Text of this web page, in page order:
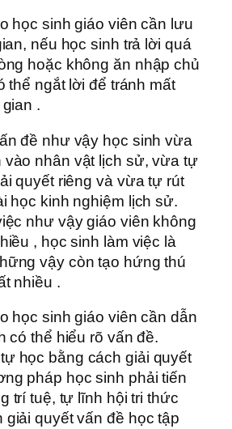
học sinh giáo viên cần lưu
nếu học sinh trả lời quá
hoặc không ăn nhập chủ
thể ngắt lời để tránh mất
.
đề như vậy học sinh vừa
nhân vật lịch sử, vừa tự
quyết riêng và vừa tự rút
học kinh nghiệm lịch sử.
như vậy giáo viên không
, học sinh làm việc là
vậy còn tạo hứng thú
nhiều .
học sinh giáo viên cần dẫn
có thể hiểu rõ vấn đề.
học bằng cách giải quyết
pháp học sinh phải tiến
trí tuệ, tự lĩnh hội tri thức
giải quyết vấn đề học tập